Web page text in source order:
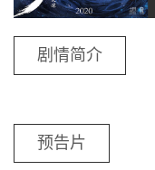
剧情简介
预告片